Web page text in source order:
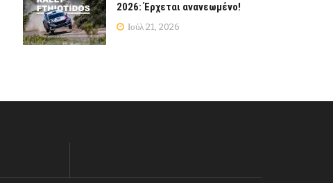
2026: Έρχεται ανανεωμένο!
Ιούλ 21, 2026